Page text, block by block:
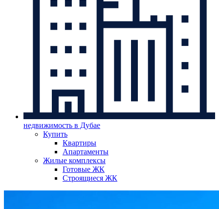
недвижимость в Дубае
Купить
Квартиры
Апартаменты
Жилые комплексы
Готовые ЖК
Строящиеся ЖК